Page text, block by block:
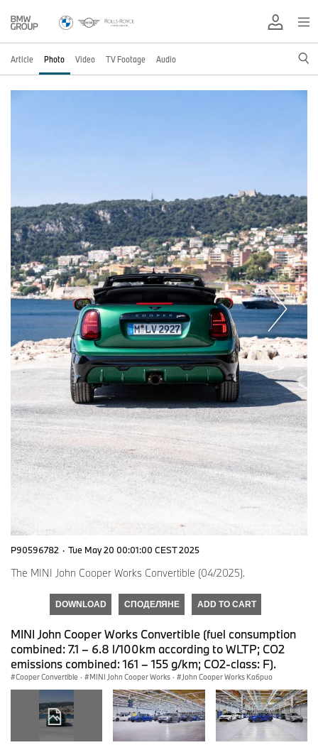
Article Photo Video TV Footage Audio
P90596782 · Tue May 20 00:01:00 CEST 2025
The MINI John Cooper Works Convertible (04/2025).
DOWNLOAD СПОДЕЛЯНЕ ADD TO CART
MINI John Cooper Works Convertible (fuel consumption
combined: 7.1 – 6.8 l/100km according to WLTP; CO2
emissions combined: 161 – 155 g/km; CO2-class: F).
Cooper Convertible · MINI John Cooper Works · John Cooper Works Кабрио